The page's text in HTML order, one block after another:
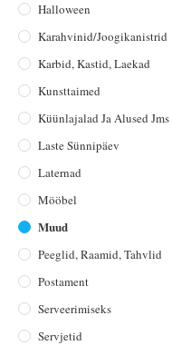
Halloween
Karahvinid/joogikanistrid
Karbid, Kastid, Laekad
Kunsttaimed
Küünlajalad Ja Alused Jms
Laste Sünnipäev
Laternad
Mööbel
Muud
Peeglid, Raamid, Tahvlid
Postament
Serveerimiseks
Servjetid